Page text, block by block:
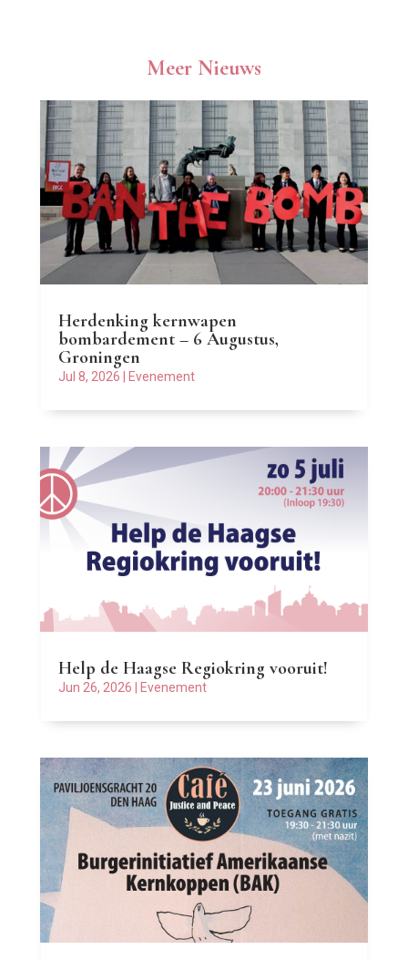
Meer Nieuws
Herdenking kernwapen
bombardement – 6 Augustus,
Groningen
Jul 8, 2026 Evenement
Help de Haagse Regiokring vooruit!
Jun 26, 2026 Evenement